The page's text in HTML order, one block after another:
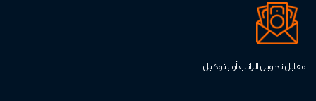
مقابل تحويل الراتب أو بتوكيل